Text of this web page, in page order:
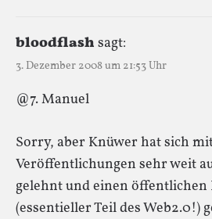
bloodflash sagt:
3. Dezember 2008 um 21:53 Uhr
@7. Manuel
Sorry, aber Knüwer hat sich
Veröffentlichungen sehr weit
gelehnt und einen öffentlichen
(essentieller Teil des Web2.0!)